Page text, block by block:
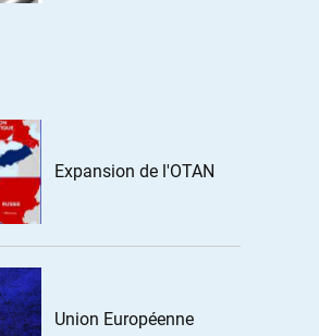
Expansion de l'OTAN
Union Européenne